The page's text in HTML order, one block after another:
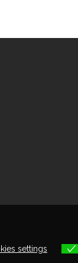
settings